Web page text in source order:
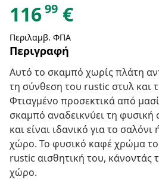
11699 €
Περιλαμβ. ΦΠΑ
Περιγραφή
Αυτό το σκαμπό χωρίς πλάτη
τη σύνθεση του rustic στυλ και
Φτιαγμένο προσεκτικά από
σκαμπό αναδεικνύει τη
και είναι ιδανικό για το
χώρο. Το φυσικό καφέ χρώμα
rustic αισθητική του, κάνοντάς
χώρο.